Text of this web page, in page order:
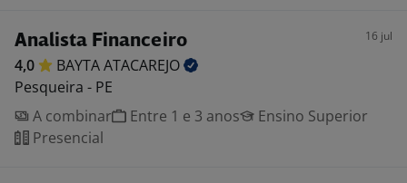
Analista Financeiro 16 jul
4,0 BAYTAATACAREJO
Pesqueira - PE
A combinar
Entre 1 e 3 anos
Ensino Superior
Presencial